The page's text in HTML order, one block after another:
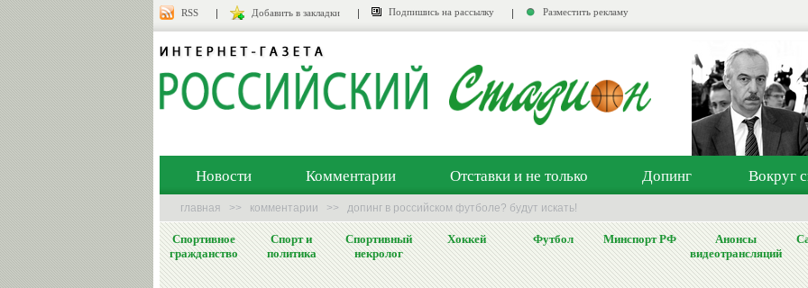
RSS Добавить в закладки Подпишись на рассылку Разместить рекламу
Новости Комментарии Отставки и не только Допинг Вокруг
главная >> комментарии >> допинг в российском футболе? будут искать!
Спортивное
гражданство
Спорт и
политика
Спортивный
некролог
Хоккей Футбол Минспорт РФ
Анонсы
видеотрансляций